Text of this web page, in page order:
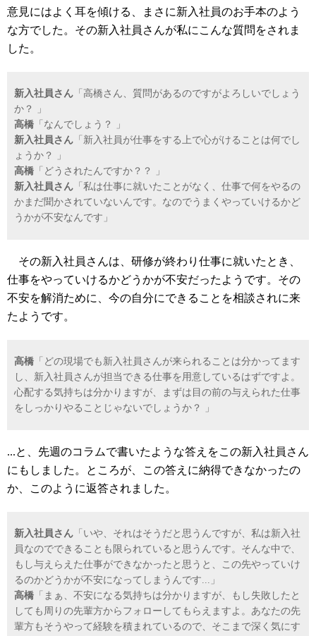
意見にはよく耳を傾ける、まさに新入社員のお手本のよう
な方でした。その新入社員さんが私にこんな質問をされま
した。
新入社員さん 「高橋さん、質問があるのですがよろしいでしょう
か？ 」
高橋 「なんでしょう？ 」
新入社員さん 「新入社員が仕事をする上で心がけることは何でし
ょうか？ 」
高橋 「どうされたんですか？？ 」
新入社員さん 「私は仕事に就いたことがなく、仕事で何をやるの
かまだ聞かされていないんです。なのでうまくやっていけるかど
うかが不安なんです」
その新入社員さんは、研修が終わり仕事に就いたとき、
仕事をやっていけるかどうかが不安だったようです。その
不安を解消ために、今の自分にできることを相談されに来
たようです。
高橋 「どの現場でも新入社員さんが来られることは分かってます
し、新入社員さんが担当できる仕事を用意しているはずですよ。
心配する気持ちは分かりますが、まずは目の前の与えられた仕事
をしっかりやることじゃないでしょうか？ 」
...と、先週のコラムで書いたような答えをこの新入社員さん
にもしました。ところが、この答えに納得できなかったの
か、このように返答されました。
新入社員さん 「いや、それはそうだと思うんですが、私は新入社
員なのでできることも限られていると思うんです。そんな中で、
もし与えらえた仕事ができなかったと思うと、この先やっていけ
るのかどうかが不安になってしまうんです...」
高橋 「まぁ、不安になる気持ちは分かりますが、もし失敗したと
しても周りの先輩方からフォローしてもらえますよ。あなたの先
輩方もそうやって経験を積まれているので、そこまで深く気にす